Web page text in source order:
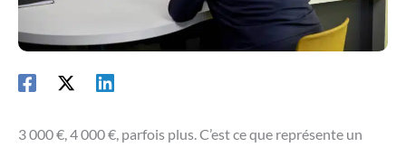
3 000 €, 4 000 €, parfois plus. C’est ce que représente un